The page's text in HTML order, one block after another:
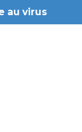
au virus